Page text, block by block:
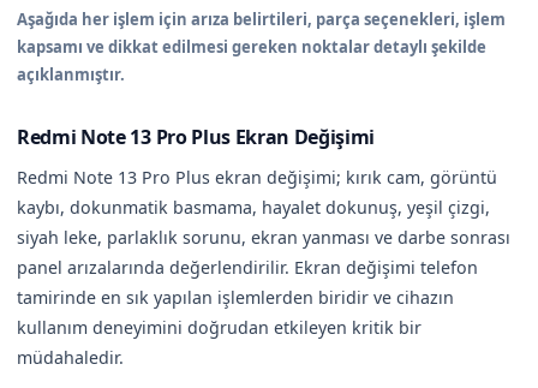
Aşağıda her işlem için arıza belirtileri, parça seçenekleri, işlem
kapsamı ve dikkat edilmesi gereken noktalar detaylı şekilde
açıklanmıştır.
Redmi Note 13 Pro Plus Ekran Değişimi
Redmi Note 13 Pro Plus ekran değişimi; kırık cam, görüntü
kaybı, dokunmatik basmama, hayalet dokunuş, yeşil çizgi,
siyah leke, parlaklık sorunu, ekran yanması ve darbe sonrası
panel arızalarında değerlendirilir. Ekran değişimi telefon
tamirinde en sık yapılan işlemlerden biridir ve cihazın
kullanım deneyimini doğrudan etkileyen kritik bir
müdahaledir.